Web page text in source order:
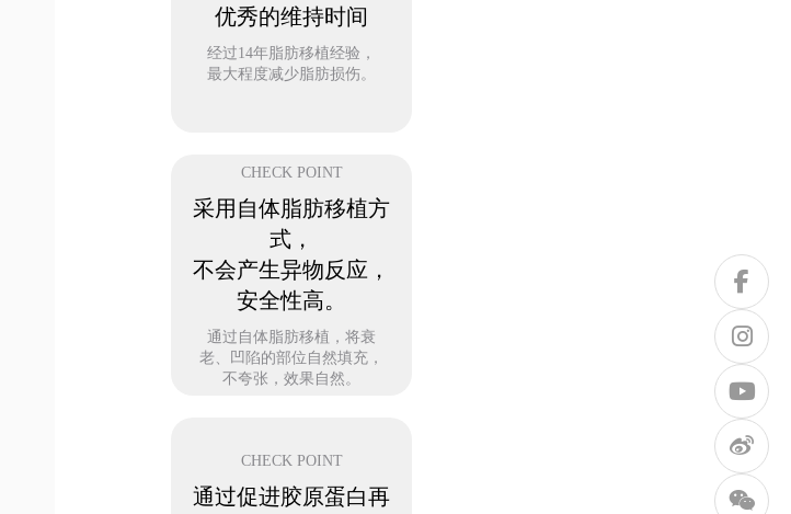
优秀的维持时间
经过14年脂肪移植经验，
最大程度减少脂肪损伤。
CHECK POINT
采用自体脂肪移植方
式，
不会产生异物反应，
安全性高。
通过自体脂肪移植，将衰
老、凹陷的部位自然填充，
不夸张，效果自然。
CHECK POINT
通过促进胶原蛋白再